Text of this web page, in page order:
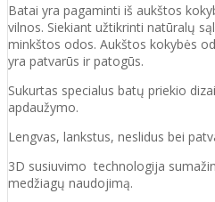
Batai yra pagaminti iš aukštos
vilnos. Siekiant užtikrinti natūralų
minkštos odos. Aukštos kokybės
yra patvarūs ir patogūs.
Sukurtas specialus batų priekio
apdaužymo.
Lengvas, lankstus, neslidus bei
3D susiuvimo technologija
medžiagų naudojimą.